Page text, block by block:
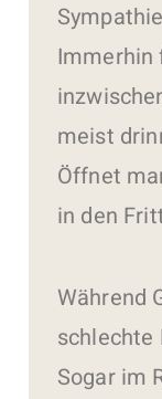
Immerhin
meist
Öffnet
in den
Während
schlechte
Sogar im